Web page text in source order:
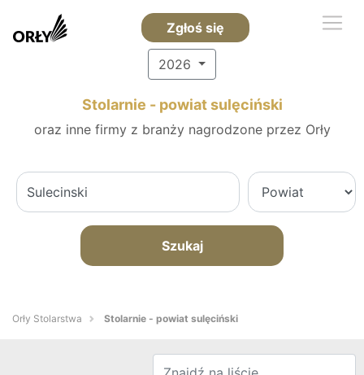
Zgłoś się
2026
Stolarnie - powiat sulęciński
oraz inne firmy z branży nagrodzone przez Orły
Szukaj
Orły Stolarstwa Stolarnie - powiat sulęciński